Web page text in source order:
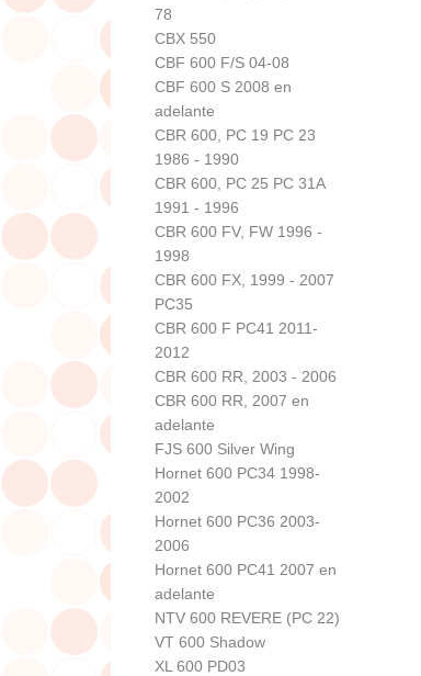
78
CBX 550
CBF 600 F/S 04-08
CBF 600 S 2008 en
adelante
CBR 600, PC 19 PC 23
1986 - 1990
CBR 600, PC 25 PC 31A
1991 - 1996
CBR 600 FV, FW 1996 -
1998
CBR 600 FX, 1999 - 2007
PC35
CBR 600 F PC41 2011-
2012
CBR 600 RR, 2003 - 2006
CBR 600 RR, 2007 en
adelante
FJS 600 Silver Wing
Hornet 600 PC34 1998-
2002
Hornet 600 PC36 2003-
2006
Hornet 600 PC41 2007 en
adelante
NTV 600 REVERE (PC 22)
VT 600 Shadow
XL 600 PD03